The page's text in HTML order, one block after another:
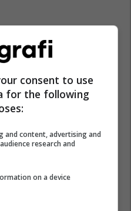
consent to use
for the following
and content, advertising and
research and
on a device